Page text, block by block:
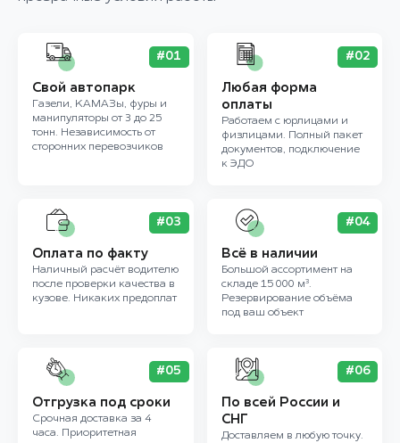
#01
Свой автопарк
Газели, КАМАЗы, фуры и
манипуляторы от 3 до 25
тонн. Независимость от
сторонних перевозчиков
#02
Любая форма
оплаты
Работаем с юрлицами и
физлицами. Полный пакет
документов, подключение
к ЭДО
#03
Оплата по факту
Наличный расчёт водителю
после проверки качества в
кузове. Никаких предоплат
#04
Всё в наличии
Большой ассортимент на
складе 15 000 м³.
Резервирование объёма
под ваш объект
#05
Отгрузка под сроки
Срочная доставка за 4
часа. Приоритетная
#06
По всей России и
СНГ
Доставляем в любую точку.